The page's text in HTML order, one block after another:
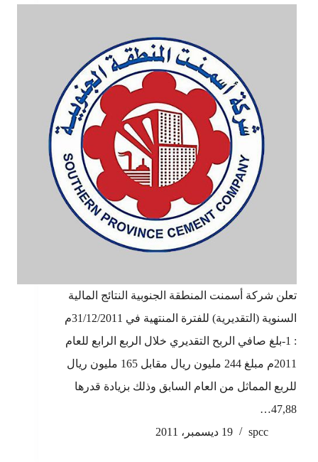
تعلن شركة أسمنت المنطقة الجنوبية النتائج المالية
السنوية (التقديرية) للفترة المنتهية في 31/12/2011م
: 1-بلغ صافي الربح التقديري خلال الربع الرابع للعام
2011م مبلغ 244 مليون ريال مقابل 165 مليون ريال
للربع المماثل من العام السابق وذلك بزيادة قدرها
47,88…
spcc
19 ديسمبر، 2011